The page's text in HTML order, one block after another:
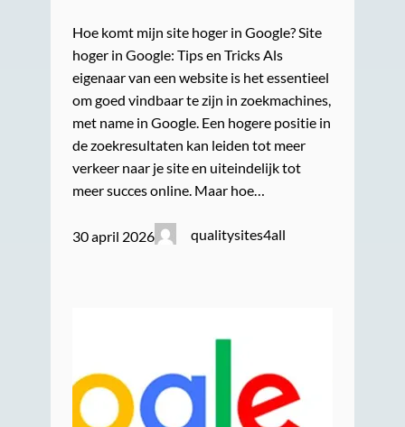
Hoe komt mijn site hoger in Google? Site
hoger in Google: Tips en Tricks Als
eigenaar van een website is het essentieel
om goed vindbaar te zijn in zoekmachines,
met name in Google. Een hogere positie in
de zoekresultaten kan leiden tot meer
verkeer naar je site en uiteindelijk tot
meer succes online. Maar hoe…
30 april 2026 qualitysites4all